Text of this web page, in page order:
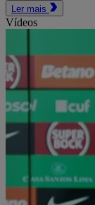
Ler mais
Vídeos